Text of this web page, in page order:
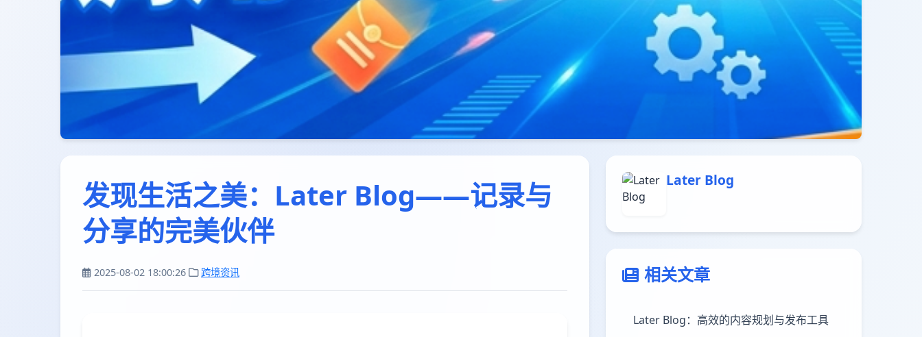
发现生活之美：Later Blog——记录与
分享的完美伙伴
2025-08-02 18:00:26 跨境资讯
Later Blog
相关文章
Later Blog：高效的内容规划与发布工具